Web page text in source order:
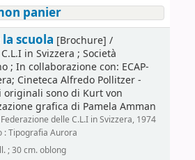
panier
scuola [Brochure] /
in Svizzera ; Società
; In collaborazione con: ECAP-
Cineteca Alfredo Pollitzer -
sono di Kurt von
grafica di Pamela Amman
delle C.L.I in Svizzera, 1974
: Tipografia Aurora
; 30 cm. oblong